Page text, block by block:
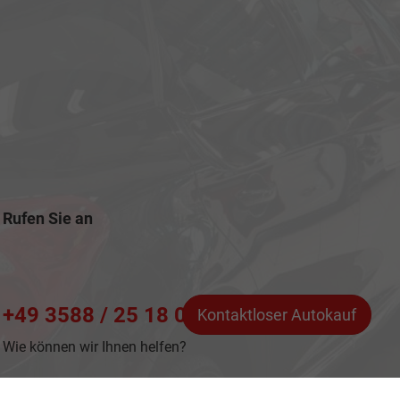
Kontaktloser Autokauf
Rufen Sie an
+49 3588 / 25 18 0
Wie können wir Ihnen helfen?